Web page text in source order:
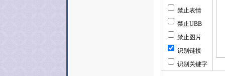
禁止表情
禁止UBB
禁止图片
识别链接
识别关键字